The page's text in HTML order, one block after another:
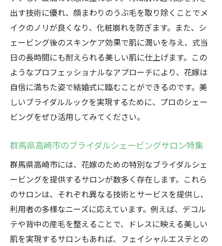
理想の花嫁姿を支えるシェービングの役割
群馬県高崎市のプロサロンが提供する特別
な技
肌に優しい施術で安心のシェービングエク
スペリエンス
プロのカスタマイズ施術で個々の肌に対応
シェービングによる透明感のある肌の自然
群馬県高崎市での特別なシェービング体験
結婚式を控える花嫁必見群馬県高崎市のブライ
ダルシェービングのすすめ
花嫁にとって重要なシェービングのタイミ
ング
プロの技で産毛を整え、滑らかな肌を手に
出す技術に優れ、顔まわりのうぶ毛を取り除くことでメ
イクのノリが良くなり、化粧崩れを防ぎます。また、シ
ェービング後のスキンケア効果で肌に潤いを与え、式当
日の長時間にも耐えられる美しい肌に仕上げます。この
ようなプロフェッショナルなアプローチにより、花嫁は
自信に満ちた姿で結婚式に臨むことができるのです。美
しいブライダルルックを実現するために、プロのシェー
ビングをぜひ活用してみてください。
群馬県高崎市のブライダルシェービングサロン特集
群馬県高崎市には、花嫁のための特別なブライダルシェ
ービングを提供するサロンが数多く存在します。これら
のサロンは、それぞれ異なる技術とサービスを提供し、
利用者の多様なニーズに応えています。例えば、デコル
テや背中の産毛を整えることで、ドレスに映える美しい
肌を実現するサロンもあれば、フェイシャルエステとの